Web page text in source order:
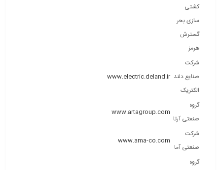
کشتی
سازی بحر
گسترش
هرمز
شرکت
صنایع دلند
الکتریک
www.electric.deland.ir
گروه
صنعتی آرتا
www.artagroup.com
شرکت
صنعتی آما
www.ama-co.com
گروه